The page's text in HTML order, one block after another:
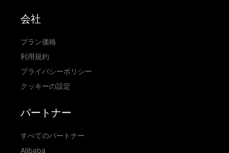
会社
プラン価格
利用規約
プライバシーポリシー
クッキーの設定
パートナー
すべてのパートナー
Alibaba